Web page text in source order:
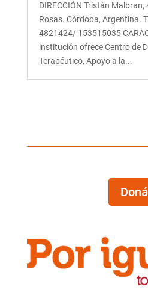
DIRECCIÓN Tristán Malbran,
Rosas. Córdoba, Argentina.
4821424/ 153515035
institución ofrece Centro de
Terapéutico, Apoyo a la...
Doná